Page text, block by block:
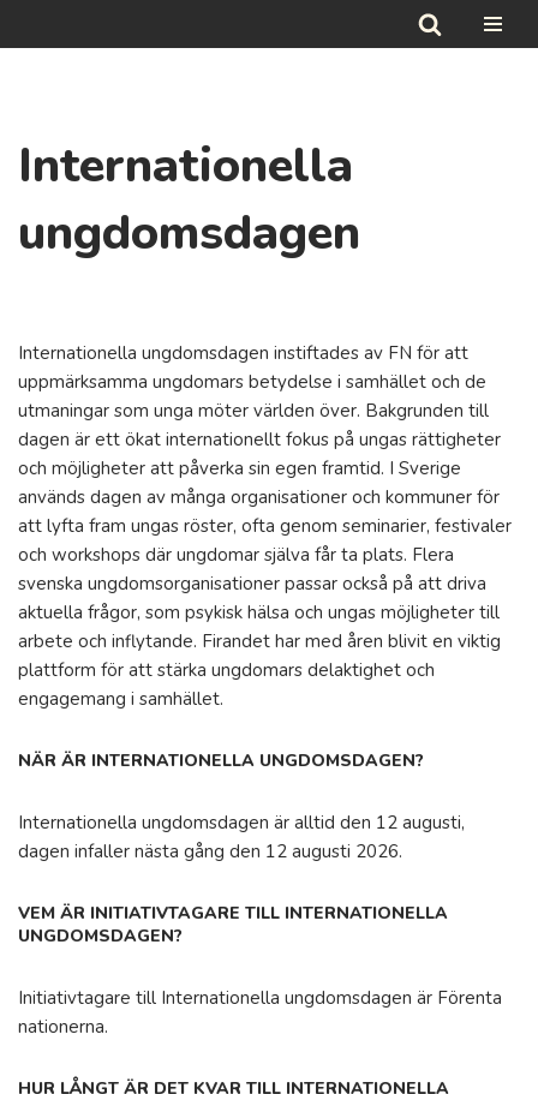
Internationella
ungdomsdagen
Internationella ungdomsdagen instiftades av FN för att
uppmärksamma ungdomars betydelse i samhället och de
utmaningar som unga möter världen över. Bakgrunden till
dagen är ett ökat internationellt fokus på ungas rättigheter
och möjligheter att påverka sin egen framtid. I Sverige
används dagen av många organisationer och kommuner för
att lyfta fram ungas röster, ofta genom seminarier, festivaler
och workshops där ungdomar själva får ta plats. Flera
svenska ungdomsorganisationer passar också på att driva
aktuella frågor, som psykisk hälsa och ungas möjligheter till
arbete och inflytande. Firandet har med åren blivit en viktig
plattform för att stärka ungdomars delaktighet och
engagemang i samhället.
NÄR ÄR INTERNATIONELLA UNGDOMSDAGEN?
Internationella ungdomsdagen är alltid den 12 augusti,
dagen infaller nästa gång den 12 augusti 2026.
VEM ÄR INITIATIVTAGARE TILL INTERNATIONELLA
UNGDOMSDAGEN?
Initiativtagare till Internationella ungdomsdagen är Förenta
nationerna.
HUR LÅNGT ÄR DET KVAR TILL INTERNATIONELLA